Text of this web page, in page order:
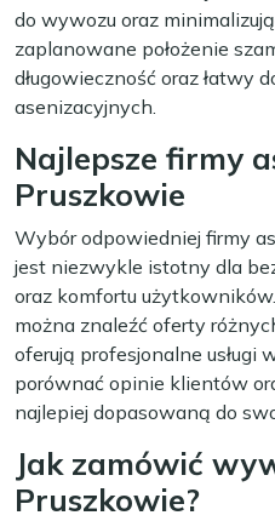
do wywozu oraz
zaplanowane położenie
długowieczność oraz łatwy
asenizacyjnych.
Najlepsze firmy
Pruszkowie
Wybór odpowiedniej firmy
jest niezwykle istotny dla
oraz komfortu
można znaleźć oferty
oferują profesjonalne usługi
porównać opinie klientów
najlepiej dopasowaną do
Jak zamówić
Pruszkowie?